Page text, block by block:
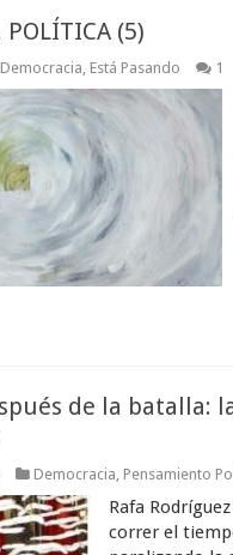
POLÍTICA (5)
Democracia, Está Pasando 1
de la batalla:
Democracia, Pensamiento
Rafa
correr el